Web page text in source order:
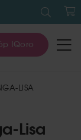
efter:
IQoro
LISA
Lisa